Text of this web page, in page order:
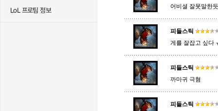
LoL 프로팀 정보
어비셜 잘못말한듯
피들스틱
게를 잘잡고 싶다
피들스틱
까마귀 극혐
피들스틱